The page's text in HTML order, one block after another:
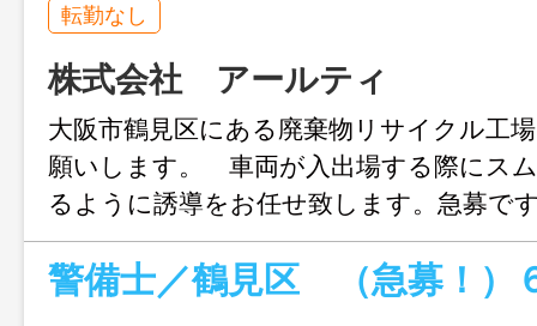
転勤なし
株式会社 アールティ
大阪市鶴見区にある廃棄物リサイクル工
願いします。 車両が入出場する際にス
るように誘導をお任せ致します。急募
囲：変更なし